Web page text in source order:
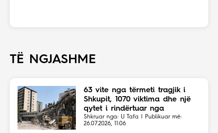
TË NGJASHME
63 vite nga tërmeti tragjik i
Shkupit, 1070 viktima dhe një
qytet i rindërtuar nga
solidariteti botëror
Shkruar nga: U Tafa | Publikuar më:
26.07.2026, 11:06